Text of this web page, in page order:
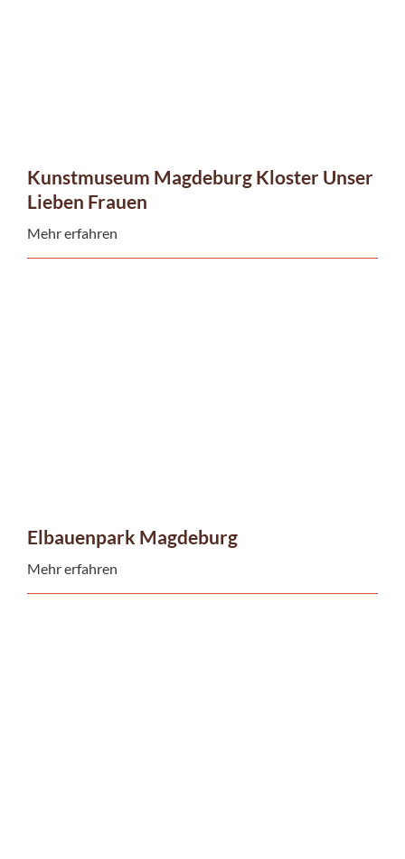
Kunstmuseum Magdeburg Kloster Unser
Lieben Frauen
Mehr erfahren
Elbauenpark Magdeburg
Mehr erfahren